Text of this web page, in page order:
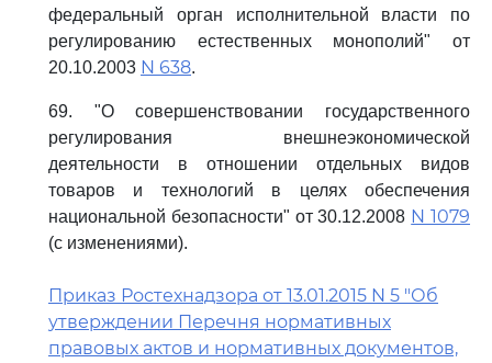
федеральный орган исполнительной власти по
регулированию естественных монополий" от
20.10.2003 N 638.
69. "О совершенствовании государственного
регулирования внешнеэкономической
деятельности в отношении отдельных видов
товаров и технологий в целях обеспечения
национальной безопасности" от 30.12.2008 N 1079
(с изменениями).
Приказ Ростехнадзора от 13.01.2015 N 5 "Об
утверждении Перечня нормативных
правовых актов и нормативных документов,